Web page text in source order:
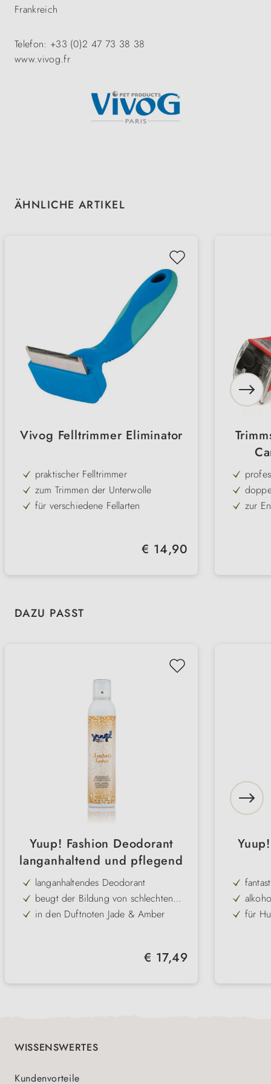
Frankreich
Telefon: +33 (0)2 47 73 38 38
www.vivog.fr
Produktgalerie überspringen
ÄHNLICHE ARTIKEL
Vivog Felltrimmer Eliminator
praktischer Felltrimmer
zum Trimmen der Unterwolle
für verschiedene Fellarten
Regulärer Preis:
€ 14,90
zur
Produktgalerie überspringen
DAZU PASST
Yuup! Fashion Deodorant
langanhaltend und pflegend
langanhaltendes Deodorant
beugt der Bildung von schlechten
Gerüchen vor
in den Duftnoten Jade & Amber
Regulärer Preis:
€ 17,49
für
WISSENSWERTES
Kundenvorteile